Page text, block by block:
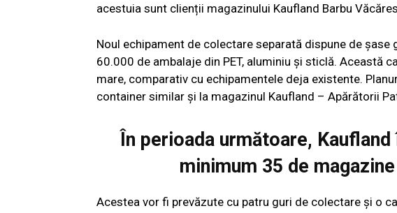
acestuia sunt clienții magazinului Kaufland Barbu
Noul echipament de colectare separată dispune de
60.000 de ambalaje din PET, aluminiu și sticlă. Această
mare, comparativ cu echipamentele deja existente.
container similar și la magazinul Kaufland – Apărătorii
În perioada următoare,
minimum 35 de
Acestea vor fi prevăzute cu patru guri de colectare și o